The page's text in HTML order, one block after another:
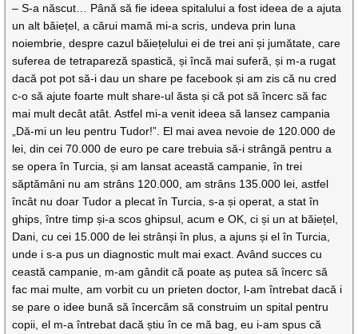
– S-a născut… Până să fie ideea spitalului a fost ideea de a ajuta
un alt băiețel, a cărui mamă mi-a scris, undeva prin luna
noiembrie, despre cazul băiețelului ei de trei ani și jumătate, care
suferea de tetrapareză spastică, și încă mai suferă, și m-a rugat
dacă pot pot să-i dau un share pe facebook și am zis că nu cred
c-o să ajute foarte mult share-ul ăsta și că pot să încerc să fac
mai mult decât atât. Astfel mi-a venit ideea să lansez campania
„Dă-mi un leu pentru Tudor!”. El mai avea nevoie de 120.000 de
lei, din cei 70.000 de euro pe care trebuia să-i strângă pentru a
se opera în Turcia, și am lansat această campanie, în trei
săptămâni nu am strâns 120.000, am strâns 135.000 lei, astfel
încât nu doar Tudor a plecat în Turcia, s-a și operat, a stat în
ghips, între timp și-a scos ghipsul, acum e OK, ci și un at băiețel,
Dani, cu cei 15.000 de lei strânși în plus, a ajuns și el în Turcia,
unde i s-a pus un diagnostic mult mai exact. Având succes cu
ceastă campanie, m-am gândit că poate aș putea să încerc să
fac mai multe, am vorbit cu un prieten doctor, l-am întrebat dacă i
se pare o idee bună să încercăm să construim un spital pentru
copii, el m-a întrebat dacă știu în ce mă bag, eu i-am spus că